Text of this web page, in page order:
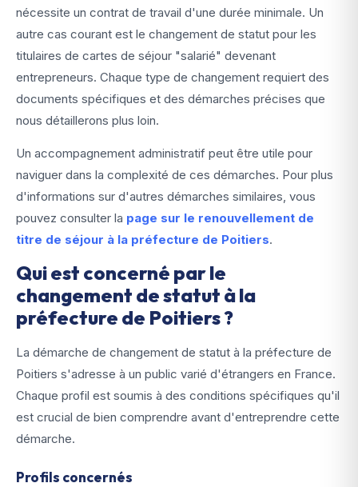
nécessite un contrat de travail d'une durée minimale. Un
autre cas courant est le changement de statut pour les
titulaires de cartes de séjour "salarié" devenant
entrepreneurs. Chaque type de changement requiert des
documents spécifiques et des démarches précises que
nous détaillerons plus loin.
Un accompagnement administratif peut être utile pour
naviguer dans la complexité de ces démarches. Pour plus
d'informations sur d'autres démarches similaires, vous
pouvez consulter la page sur le renouvellement de
titre de séjour à la préfecture de Poitiers.
Qui est concerné par le
changement de statut à la
préfecture de Poitiers ?
La démarche de changement de statut à la préfecture de
Poitiers s'adresse à un public varié d'étrangers en France.
Chaque profil est soumis à des conditions spécifiques qu'il
est crucial de bien comprendre avant d'entreprendre cette
démarche.
Profils concernés